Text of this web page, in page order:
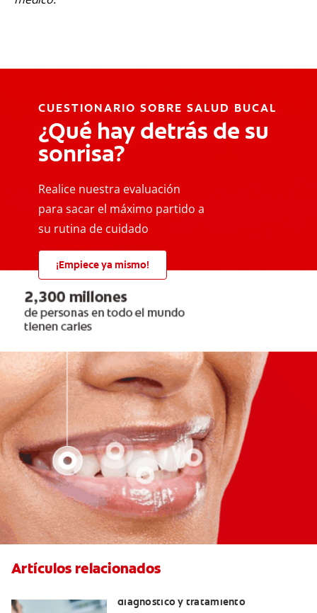
CUESTIONARIO SOBRE SALUD BUCAL
¿Qué hay detrás de su
sonrisa?
Realice nuestra evaluación
para sacar el máximo partido a
su rutina de cuidado
¡Empiece ya mismo!
Artículos relacionados
diagnóstico y tratamiento